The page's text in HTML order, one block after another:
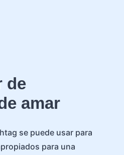
de
amar
se puede usar para
para una